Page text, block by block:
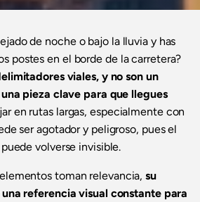
de noche o bajo la lluvia y has
postes en el borde de la carretera?
viales, y no son un
pieza clave para que llegues
en rutas largas, especialmente con
ser agotador y peligroso, pues el
volverse invisible.
toman relevancia,su
referencia visual constante para